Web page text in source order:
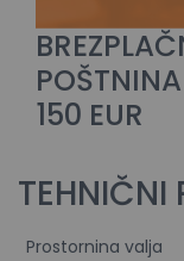
150 EUR
TEHNIČNI
Prostornina valja